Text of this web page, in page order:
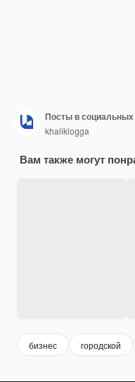
khaliklogga
Вам также могут
бизнес городской